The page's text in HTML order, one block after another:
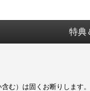
特典
む）は固くお断りします。